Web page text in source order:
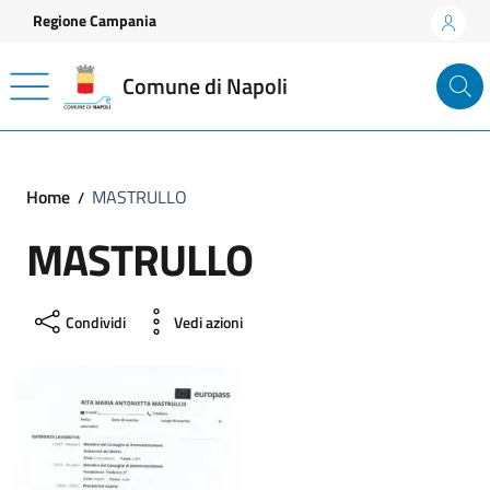
Vai ai contenuti
Vai al footer
Regione Campania
Comune di Napoli
Home MASTRULLO
MASTRULLO
Condividi Vedi azioni